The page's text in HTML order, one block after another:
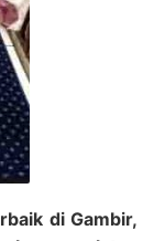
di Gambir,